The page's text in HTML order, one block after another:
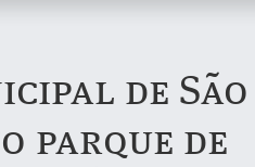
de São
parque de